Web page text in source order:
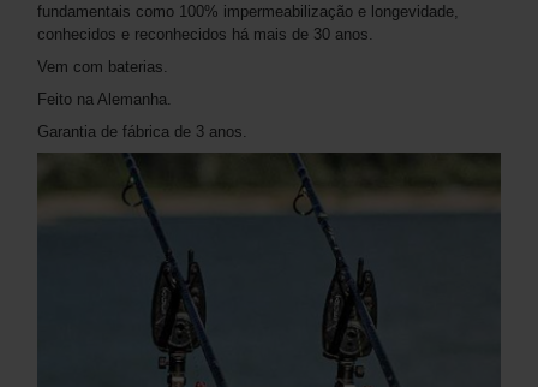
fundamentais como 100% impermeabilização e longevidade,
conhecidos e reconhecidos há mais de 30 anos.
Vem com baterias.
Feito na Alemanha.
Garantia de fábrica de 3 anos.